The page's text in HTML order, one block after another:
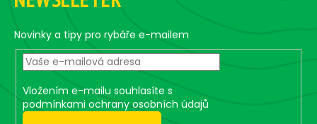
ČEBURAŠKA
STANDUP
-
G
Novinky a tipy pro rybáře e-mailem
Vložením e-mailu souhlasíte s
podmínkami ochrany osobních údajů